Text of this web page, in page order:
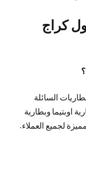
كراج
السائلة
اوبتيما وبطارية
لجميع العملاء.